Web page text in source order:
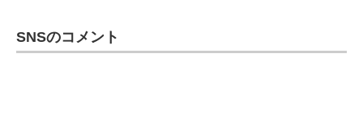
SNSのコメント